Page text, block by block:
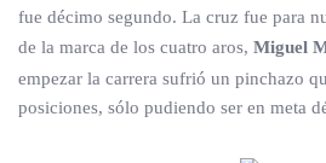
fue décimo segundo. La cruz fue para
de la marca de los cuatro aros, Miguel
empezar la carrera sufrió un pinchazo
posiciones, sólo pudiendo ser en meta